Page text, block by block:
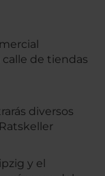
de tiendas
diversos
y el